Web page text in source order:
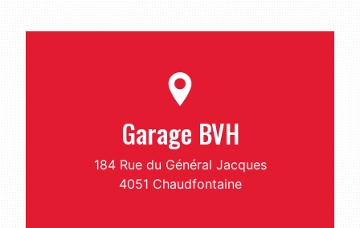
Garage BVH
184 Rue du Général Jacques
4051 Chaudfontaine